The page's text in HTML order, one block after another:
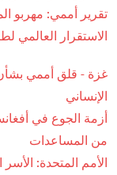
تقرير أممي: مهربو
الاستقرار العالمي
غزة - قلق أممي بشأن
الإنساني
أزمة الجوع في
من المساعدات
الأمم المتحدة: